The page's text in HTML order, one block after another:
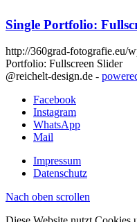
Single Portfolio:
http://360grad-fotografie.eu/
Portfolio: Fullscreen Slider
@reichelt-design.de -
Facebook
Instagram
WhatsApp
Mail
Impressum
Datenschutz
Nach oben scrollen